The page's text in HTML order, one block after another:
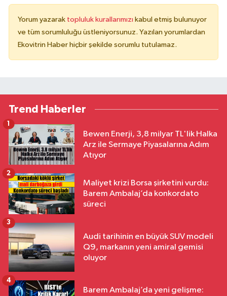
Yorum yazarak topluluk kurallarımızı kabul etmiş bulunuyor
ve tüm sorumluluğu üstleniyorsunuz. Yazılan yorumlardan
Ekovitrin Haber hiçbir şekilde sorumlu tutulamaz.
Trend Haberler
Bewen Enerji, 3,8 milyar TL'lik Halka
Arz ile Sermaye Piyasalarına Adım
Atıyor
1
Maliyet krizi Borsa şirketini vurdu:
Barem Ambalaj’da konkordato
süreci
2
Audi tarihinin en büyük SUV modeli
Q9, markanın yeni amiral gemisi
oluyor
3
Barem Ambalaj’da yeni gelişme:
4